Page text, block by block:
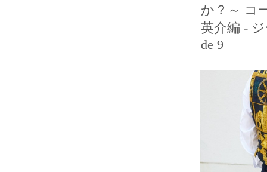
か？～ コ
英介編 -
de 9